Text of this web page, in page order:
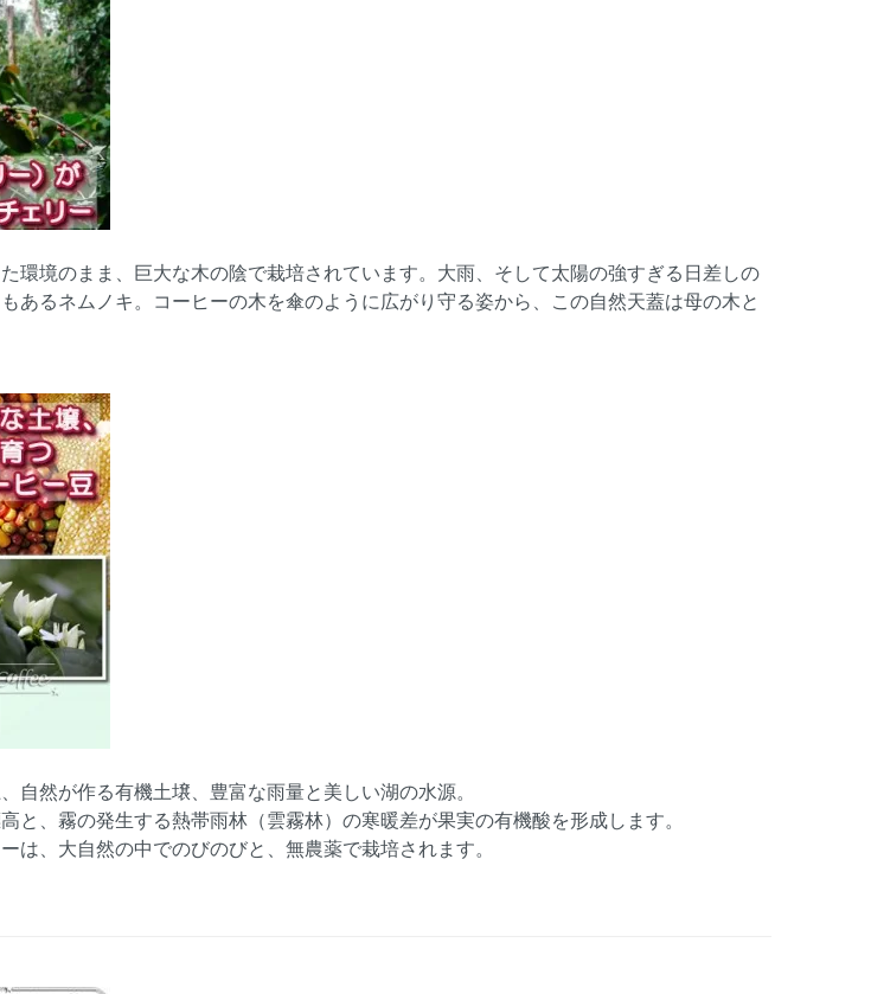
環境のまま、巨大な木の陰で栽培されています。大雨、そして太陽の強すぎる日差しの
あるネムノキ。コーヒーの木を傘のように広がり守る姿から、この自然天蓋は母の木と
自然が作る有機土壌、豊富な雨量と美しい湖の水源。
と、霧の発生する熱帯雨林（雲霧林）の寒暖差が果実の有機酸を形成します。
は、大自然の中でのびのびと、無農薬で栽培されます。